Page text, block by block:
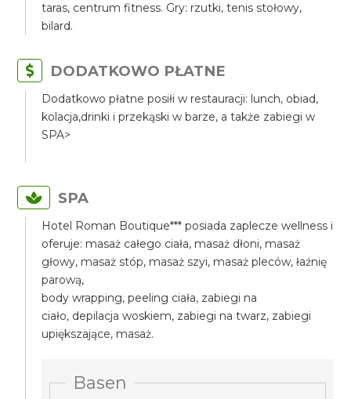
taras, centrum fitness. Gry: rzutki, tenis stołowy,
bilard.
DODATKOWO PŁATNE
Dodatkowo płatne posiłi w restauracji: lunch, obiad,
kolacja,drinki i przekąski w barze, a także zabiegi w
SPA>
SPA
Hotel Roman Boutique*** posiada zaplecze wellness i
oferuje: masaż całego ciała, masaż dłoni, masaż
głowy, masaż stóp, masaż szyi, masaż pleców, łaźnię
parową,
body wrapping, peeling ciała, zabiegi na
ciało, depilacja woskiem, zabiegi na twarz, zabiegi
upiększające, masaż.
Basen